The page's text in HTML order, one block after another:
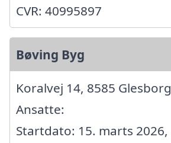
CVR: 40995897
Bøving Byg
Koralvej 14, 8585 Glesborg
Ansatte:
Startdato: 15. marts 2026,